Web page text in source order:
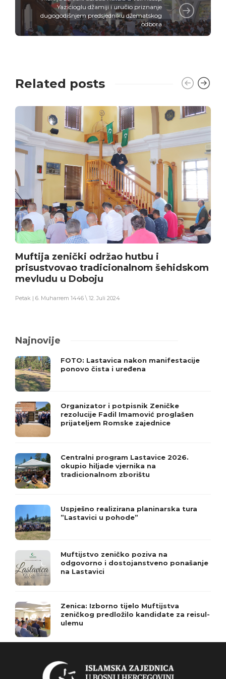
Yazicioglu džamiji i uručio priznanje
dugogodišnjem predsjedniku džematskog
odbora
Related posts
Muftija zenički održao hutbu i
prisustvovao tradicionalnom šehidskom
mevludu u Doboju
Petak | 6. Muharrem 1446 \ 12. Juli 2024
Najnovije
FOTO: Lastavica nakon manifestacije
ponovo čista i uređena
Organizator i potpisnik Zeničke
rezolucije Fadil Imamović proglašen
prijateljem Romske zajednice
Centralni program Lastavice 2026.
okupio hiljade vjernika na
tradicionalnom zborištu
Uspješno realizirana planinarska tura
”Lastavici u pohode”
Muftijstvo zeničko poziva na
odgovorno i dostojanstveno ponašanje
na Lastavici
Zenica: Izborno tijelo Muftijstva
zeničkog predložilo kandidate za reisul-
ulemu